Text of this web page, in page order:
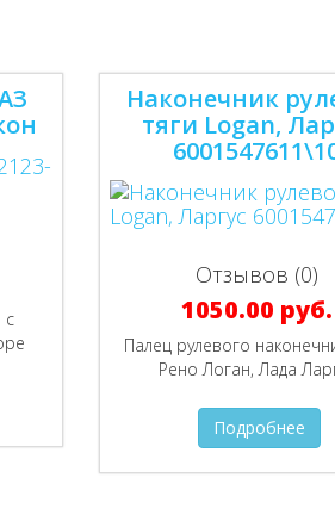
с
Наконечник
тяги Logan,
Отзывов (0)
1050.00 руб.
Палец рулевого
Рено Логан, Лада
Подробнее